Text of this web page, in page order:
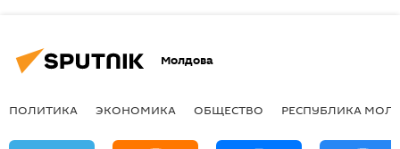
Молдова
ПОЛИТИКА ЭКОНОМИКА ОБЩЕСТВО РЕСПУБЛИКА